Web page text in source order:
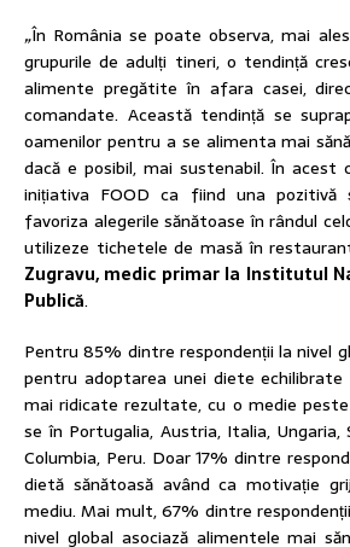
„În România se poate observa, mai
grupurile de adulți tineri, o tendință
alimente pregătite în afara casei,
comandate. Această tendință se
oamenilor pentru a se alimenta mai
dacă e posibil, mai sustenabil. În acest
inițiativa FOOD ca fiind una
favoriza alegerile sănătoase în rândul
utilizeze tichetele de masă în
Zugravu, medic primar la Institutul
Publică.
Pentru 85% dintre respondenții la nivel
pentru adoptarea unei diete
mai ridicate rezultate, cu o medie
se în Portugalia, Austria, Italia, Ungaria,
Columbia, Peru. Doar 17% dintre
dietă sănătoasă având ca motivație
mediu. Mai mult, 67% dintre
nivel global asociază alimentele mai